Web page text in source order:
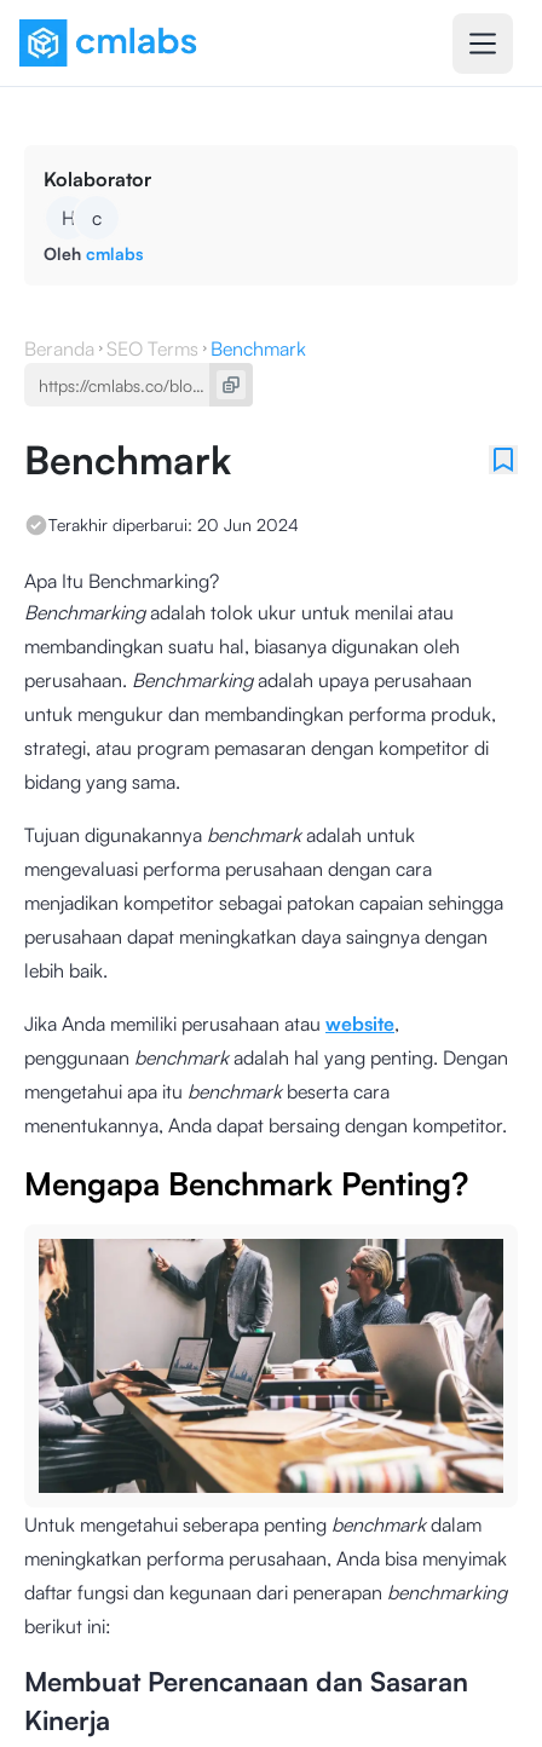
Kolaborator
H
c
Oleh cmlabs
Beranda SEO Terms Benchmark
Benchmark
Terakhir diperbarui: 20 Jun 2024
Apa Itu Benchmarking?
Benchmarkingadalah tolok ukur untuk menilai atau
membandingkan suatu hal, biasanya digunakan oleh
perusahaan. Benchmarkingadalah upaya perusahaan
untuk mengukur dan membandingkan performa produk,
strategi, atau program pemasaran dengan kompetitor di
bidang yang sama.
Tujuan digunakannya benchmarkadalah untuk
mengevaluasi performa perusahaan dengan cara
menjadikan kompetitor sebagai patokan capaian sehingga
perusahaan dapat meningkatkan daya saingnya dengan
lebih baik.
Jika Anda memiliki perusahaan atau website,
penggunaan benchmarkadalah hal yang penting. Dengan
mengetahui apa itu benchmarkbeserta cara
menentukannya, Anda dapat bersaing dengan kompetitor.
Mengapa Benchmark Penting?
Untuk mengetahui seberapa penting benchmarkdalam
meningkatkan performa perusahaan, Anda bisa menyimak
daftar fungsi dan kegunaan dari penerapan benchmarking
berikut ini:
Membuat Perencanaan dan Sasaran
Kinerja